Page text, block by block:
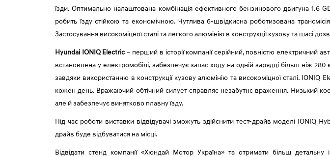
їзди. Оптимально налаштована комбінація ефективного бензинового двигуна 1.6
робить їзду стійкою та економічною. Чутлива 6-швідкисна роботизована
Застосування високоміцної сталі та легкого алюмінію в конструкції кузову та
Hyundai IONIQ Electric– перший в історії компанії серійний, повністю електричний
встановлена у електромобілі, забезпечує запас ходу на одній зарядці більш ніж
завдяки використанню в конструкції кузову алюмінію та високоміцної сталі.
кожен день. Вражаючий обтічний силует справляє незабутнє враження. Низький
але й забезпечує винятково плавну їзду.
Під час роботи виставки відвідувачі зможуть здійснити тест-драйв моделі IONIQ
драйв буде відбуватися на місці.
Відвідати стенд компанії «Хюндай Мотор Україна» та отримати більш